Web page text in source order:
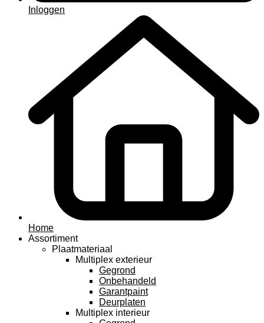
Inloggen
Home
Assortiment
Plaatmateriaal
Multiplex exterieur
Gegrond
Onbehandeld
Garantpaint
Deurplaten
Multiplex interieur